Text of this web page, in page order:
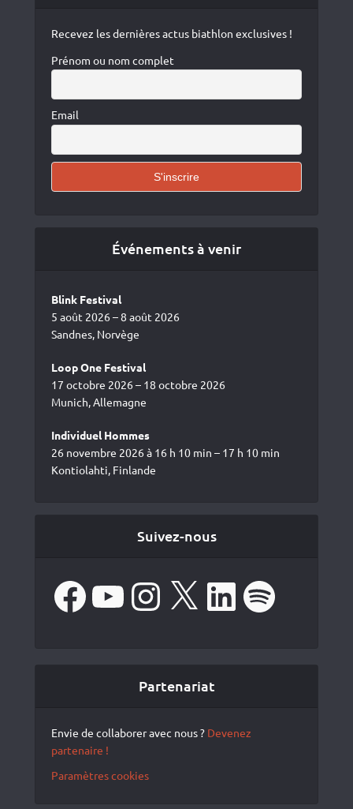
Recevez les dernières actus biathlon exclusives !
Prénom ou nom complet
Email
Événements à venir
Blink Festival
5 août 2026 – 8 août 2026
Sandnes, Norvège
Loop One Festival
17 octobre 2026 – 18 octobre 2026
Munich, Allemagne
Individuel Hommes
26 novembre 2026 à 16 h 10 min – 17 h 10 min
Kontiolahti, Finlande
Suivez-nous
FacebookYouTube Instagram LinkedIn Spotify
Partenariat
Envie de collaborer avec nous ? Devenez
partenaire !
Paramètres cookies